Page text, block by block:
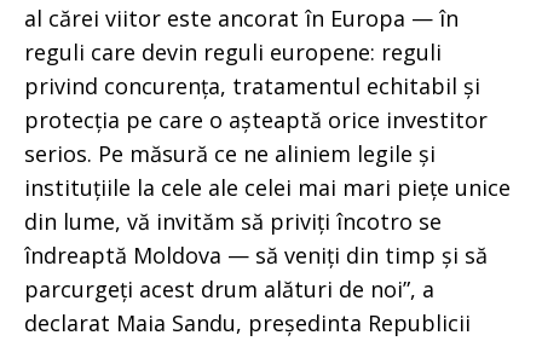
al cărei viitor este ancorat în Europa — în
reguli care devin reguli europene: reguli
privind concurența, tratamentul echitabil și
protecția pe care o așteaptă orice investitor
serios. Pe măsură ce ne aliniem legile și
instituțiile la cele ale celei mai mari piețe unice
din lume, vă invităm să priviți încotro se
îndreaptă Moldova — să veniți din timp și să
parcurgeți acest drum alături de noi”, a
declarat Maia Sandu, președinta Republicii